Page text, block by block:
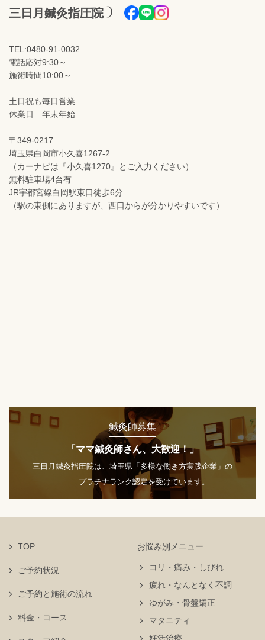
三日月鍼灸指圧院
TEL:0480-91-0032
電話応対9:30～
施術時間10:00～
土日祝も毎日営業
休業日 年末年始
〒349-0217
埼玉県白岡市小久喜1267-2
（カーナビは『小久喜1270』とご入力ください）
無料駐車場4台有
JR宇都宮線白岡駅東口徒歩6分
（駅の東側にありますが、西口からが分かりやすいです）
鍼灸師募集
「ママ鍼灸師さん、大歓迎！」
三日月鍼灸指圧院は、埼玉県「多様な働き方実践企業」の
プラチナランク認定を受けています。
TOP
ご予約状況
お悩み別メニュー
コリ・痛み・しびれ
疲れ・なんとなく不調
ゆがみ・骨盤矯正
マタニティ
ご予約と施術の流れ
料金・コース